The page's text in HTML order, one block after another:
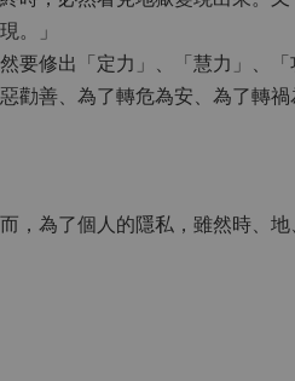
。」
要修出「定力」、「慧力」、
善、為了轉危為安、為了轉
，為了個人的隱私，雖然時、